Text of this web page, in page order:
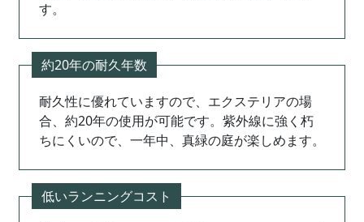
す。
約20年の耐久年数
耐久性に優れていますので、エクステリアの場
合、約20年の使用が可能です。紫外線に強く朽
ちにくいので、一年中、真緑の庭が楽しめます。
低いランニングコスト